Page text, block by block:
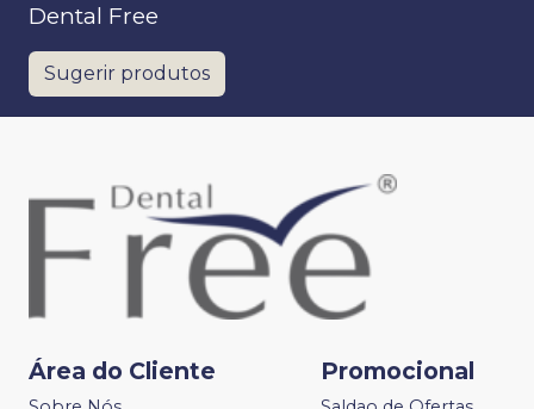
Dental Free
Sugerir produtos
Área do Cliente Promocional